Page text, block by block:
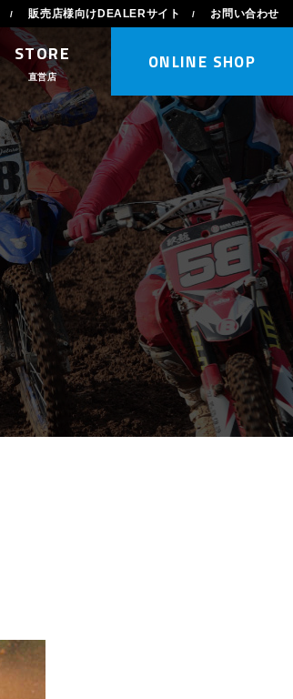
販売店様向けDEALERサイト お問い合わせ
STORE
直営店
ONLINE SHOP